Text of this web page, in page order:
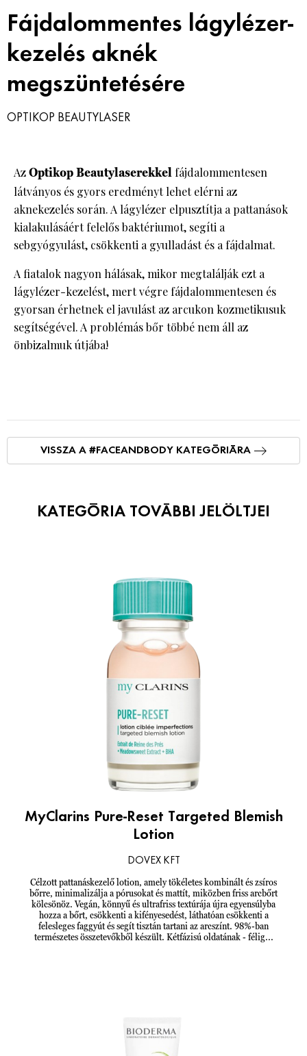
Fájdalommentes lágylézer-
kezelés aknék
megszüntetésére
OPTIKOP BEAUTYLASER
AzOptikop Beautylaserekkel fájdalommentesen
látványos és gyors eredményt lehet elérni az
aknekezelés során. A lágylézer elpusztítja a pattanások
kialakulásáért felelős baktériumot, segíti a
sebgyógyulást, csökkenti a gyulladást és a fájdalmat.
A fiatalok nagyon hálásak, mikor megtalálják ezt a
lágylézer-kezelést, mert végre fájdalommentesen és
gyorsan érhetnek el javulást az arcukon kozmetikusuk
segítségével. A problémás bőr többé nem áll az
önbizalmuk útjába!
VISSZA A #FACEANDBODY KATEGÓRIÁRA
KATEGÓRIA TOVÁBBI JELÖLTJEI
MyClarins Pure-Reset Targeted Blemish
Lotion
DOVEX KFT
Célzott pattanáskezelő lotion, amely tökéletes kombinált és zsíros
bőrre, minimalizálja a pórusokat és mattít, miközben friss arcbőrt
kölcsönöz. Vegán, könnyű és ultrafriss textúrája újra egyensúlyba
hozza a bőrt, csökkenti a kifényesedést, láthatóan csökkenti a
felesleges faggyút és segít tisztán tartani az arcszínt. 98%-ban
természetes összetevőkből készült. Kétfázisú oldatának - félig...